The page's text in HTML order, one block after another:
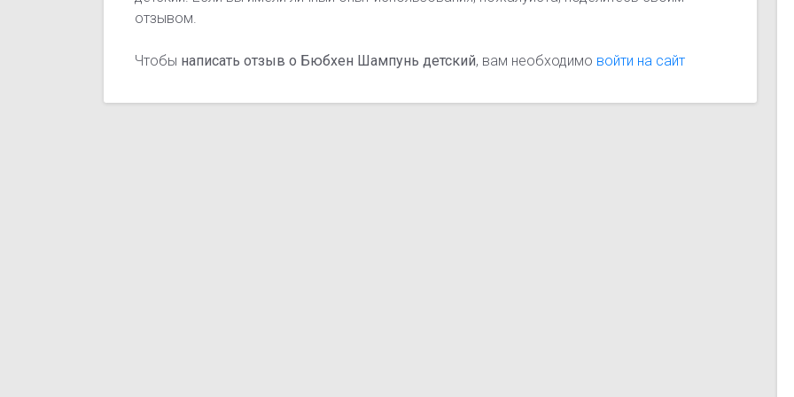
отзывом.
Чтобы написать отзыв о Бюбхен Шампунь детский, вам необходимо войти на сайт